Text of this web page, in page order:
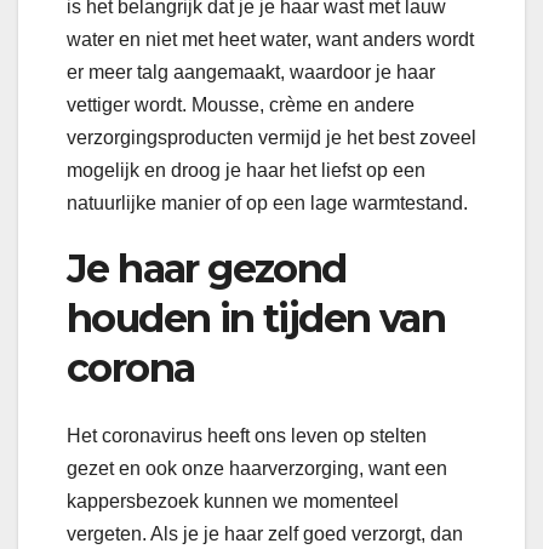
is het belangrijk dat je je haar wast met lauw
water en niet met heet water, want anders wordt
er meer talg aangemaakt, waardoor je haar
vettiger wordt. Mousse, crème en andere
verzorgingsproducten vermijd je het best zoveel
mogelijk en droog je haar het liefst op een
natuurlijke manier of op een lage warmtestand.
Je haar gezond
houden in tijden van
corona
Het coronavirus heeft ons leven op stelten
gezet en ook onze haarverzorging, want een
kappersbezoek kunnen we momenteel
vergeten. Als je je haar zelf goed verzorgt, dan